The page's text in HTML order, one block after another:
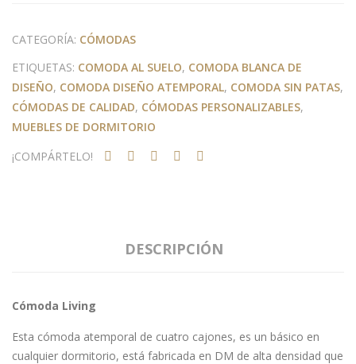
CATEGORÍA: CÓMODAS
ETIQUETAS: COMODA AL SUELO, COMODA BLANCA DE
DISEÑO, COMODA DISEÑO ATEMPORAL, COMODA SIN PATAS,
CÓMODAS DE CALIDAD, CÓMODAS PERSONALIZABLES,
MUEBLES DE DORMITORIO
¡COMPÁRTELO!
DESCRIPCIÓN
Cómoda Living
Esta cómoda atemporal de cuatro cajones, es un básico en
cualquier dormitorio, está fabricada en DM de alta densidad que